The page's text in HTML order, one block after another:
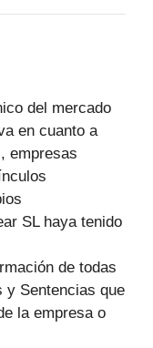
del mercado
en cuanto a
empresas
SL haya tenido
de todas
y Sentencias que
la empresa o